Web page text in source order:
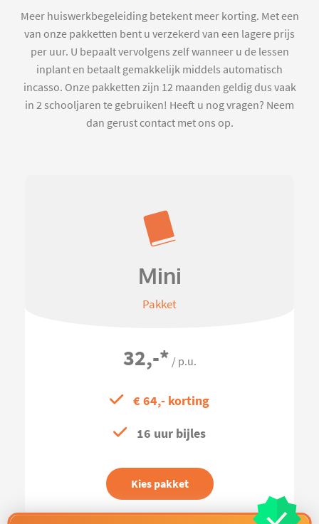
Meer huiswerkbegeleiding betekent meer korting. Met een
van onze pakketten bent u verzekerd van een lagere prijs
per uur. U bepaalt vervolgens zelf wanneer u de lessen
inplant en betaalt gemakkelijk middels automatisch
incasso. Onze pakketten zijn 12 maanden geldig dus vaak
in 2 schooljaren te gebruiken! Heeft u nog vragen? Neem
dan gerust contact met ons op.
Mini
Pakket
32,-* / p.u.
€ 64,- korting
16 uur bijles
Kies pakket